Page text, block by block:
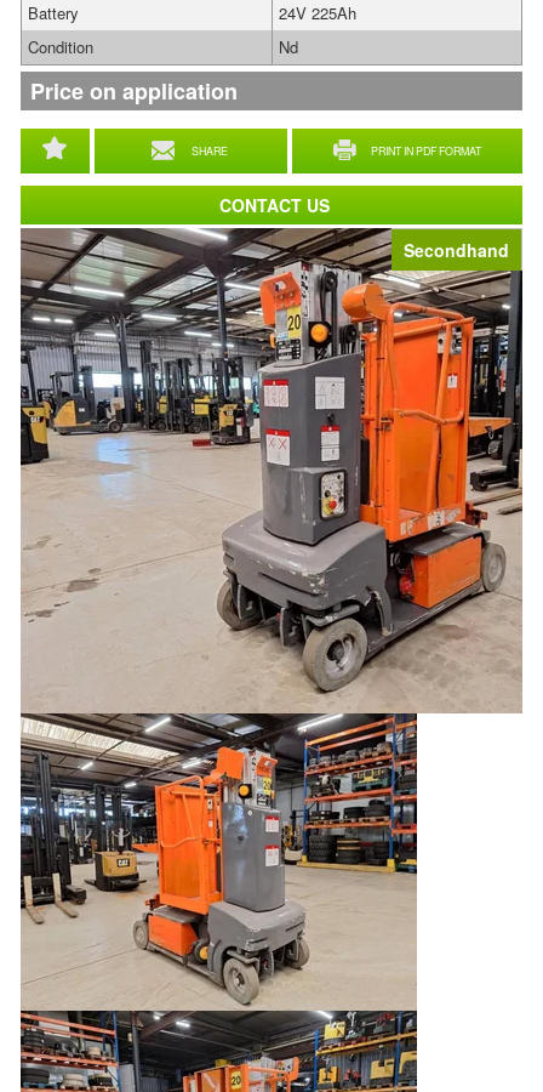
Secondhand
SHARE PRINT IN PDF FORMAT
Battery
24V 225Ah
Condition
Nd
Price on application
CONTACT US